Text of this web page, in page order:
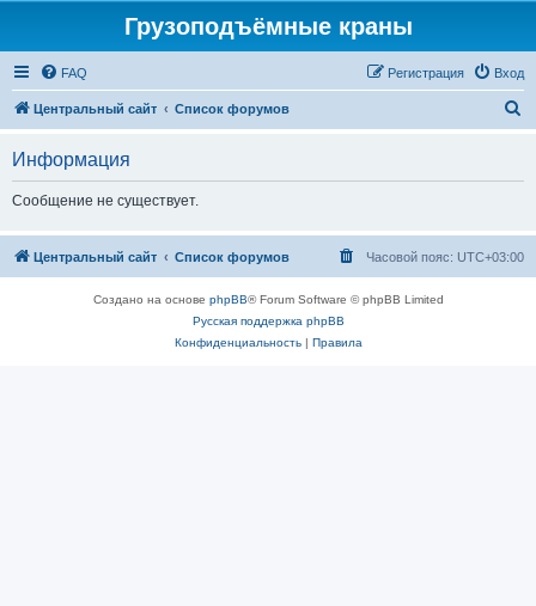
Грузоподъёмные краны
FAQ Вход
Регистрация
Центральный сайт Список форумов
Информация
Сообщение не существует.
Центральный сайт Список форумов Часовой пояс: UTC+03:00
Создано на основе phpBB® Forum Software © phpBB Limited
Русская поддержка phpBB
Конфиденциальность| Правила